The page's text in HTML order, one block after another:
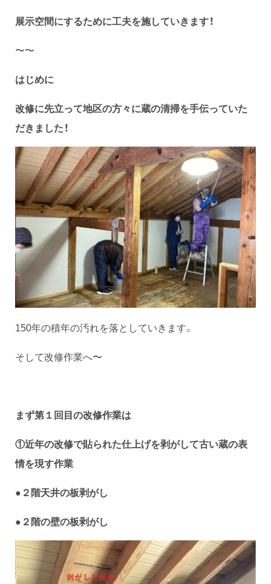
展示空間にするために工夫を施していきます！
〜〜
はじめに
改修に先立って地区の方々に蔵の清掃を手伝っていた
だきました！
150年の積年の汚れを落としていきます。
そして改修作業へ〜
まず第１回目の改修作業は
①近年の改修で貼られた仕上げを剥がして古い蔵の表
情を現す作業
●２階天井の板剥がし
●２階の壁の板剥がし